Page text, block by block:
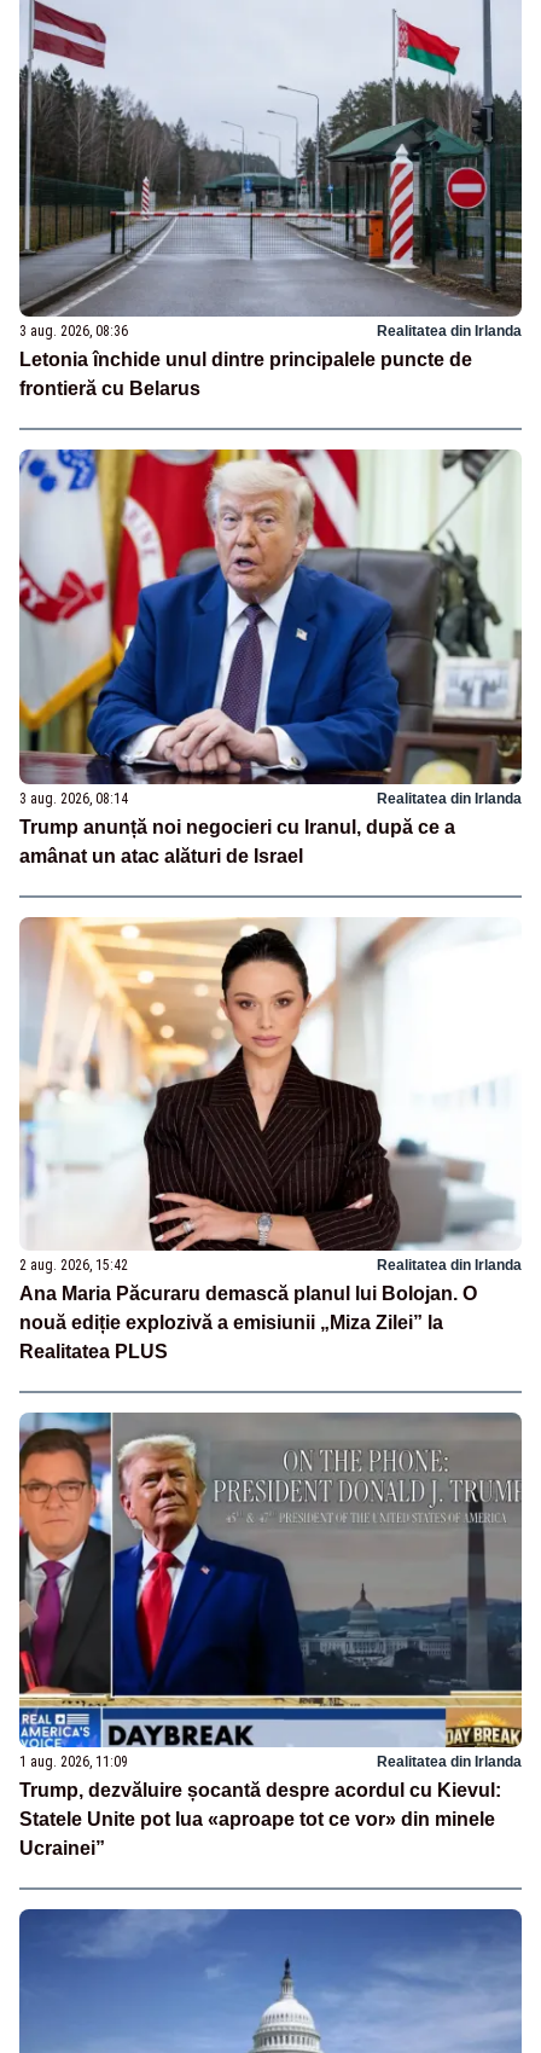
3 aug. 2026, 08:36 Realitatea din Irlanda
Letonia închide unul dintre principalele puncte de
frontieră cu Belarus
3 aug. 2026, 08:14 Realitatea din Irlanda
Trump anunță noi negocieri cu Iranul, după ce a
amânat un atac alături de Israel
2 aug. 2026, 15:42 Realitatea din Irlanda
Ana Maria Păcuraru demască planul lui Bolojan. O
nouă ediție explozivă a emisiunii „Miza Zilei” la
Realitatea PLUS
1 aug. 2026, 11:09 Realitatea din Irlanda
Trump, dezvăluire șocantă despre acordul cu Kievul:
Statele Unite pot lua «aproape tot ce vor» din minele
Ucrainei”